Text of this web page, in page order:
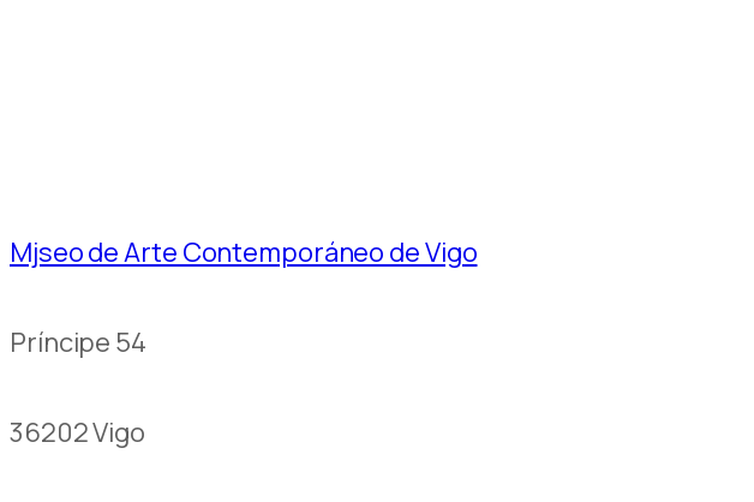
Mjseo de Arte Contemporáneo de Vigo
Príncipe 54
36202 Vigo